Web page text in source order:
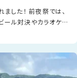
した！ 前夜祭では、
ール対決やカラオケ大